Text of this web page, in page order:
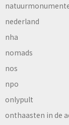
nederland
nha
nomads
nos
npo
onlypult
onthaasten in de